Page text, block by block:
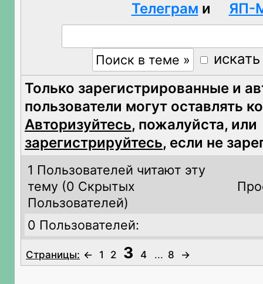
Телеграм и ЯП-
Только зарегистрированные и
пользователи могут оставлять
Авторизуйтесь, пожалуйста, или
зарегистрируйтесь, если не
1 Пользователей читают эту
тему (0 Скрытых
Пользователей)
0 Пользователей:
Страницы: ← 1 2 3 4 ... 8 →